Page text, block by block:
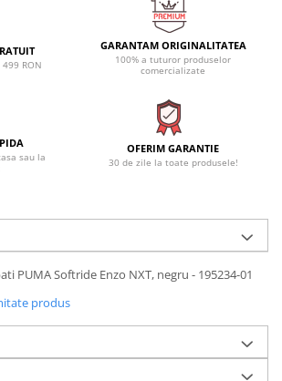
RON
GARANTAM ORIGINALITATEA
100% a tuturor produselor
comercializate
sau la
OFERIM GARANTIE
30 de zile la toate produsele!
PUMA Softride Enzo NXT, negru - 195234-01
produs